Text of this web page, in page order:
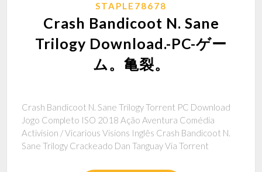
STAPLE78678
Crash Bandicoot N. Sane
Trilogy Download.-PC-ゲー
ム。亀裂。
Crash Bandicoot N. Sane Trilogy Torrent PC Download
Jogo Completo ISO 2018 Ação Aventura Comédia
Activision / Vicarious Visions Inglês Crash Bandicoot N.
Sane Trilogy Crackeado Dan Tanguay Via Torrent